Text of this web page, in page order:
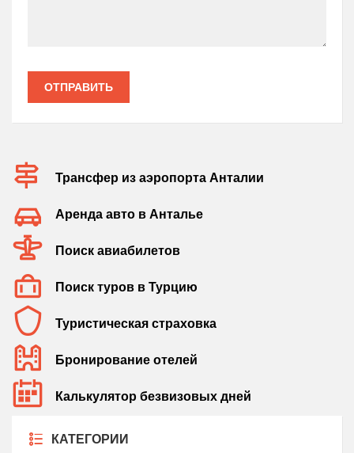
ОТПРАВИТЬ
Трансфер из аэропорта Анталии
Аренда авто в Анталье
Поиск авиабилетов
Поиск туров в Турцию
Туристическая страховка
Бронирование отелей
Калькулятор безвизовых дней
КАТЕГОРИИ